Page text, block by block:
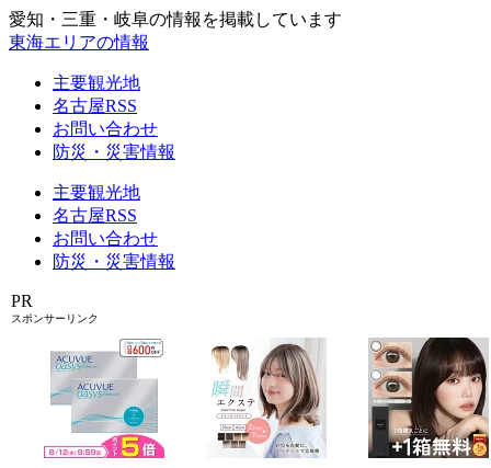
愛知・三重・岐阜の情報を掲載しています
東海エリアの情報
主要観光地
名古屋RSS
お問い合わせ
防災・災害情報
主要観光地
名古屋RSS
お問い合わせ
防災・災害情報
PR
スポンサーリンク